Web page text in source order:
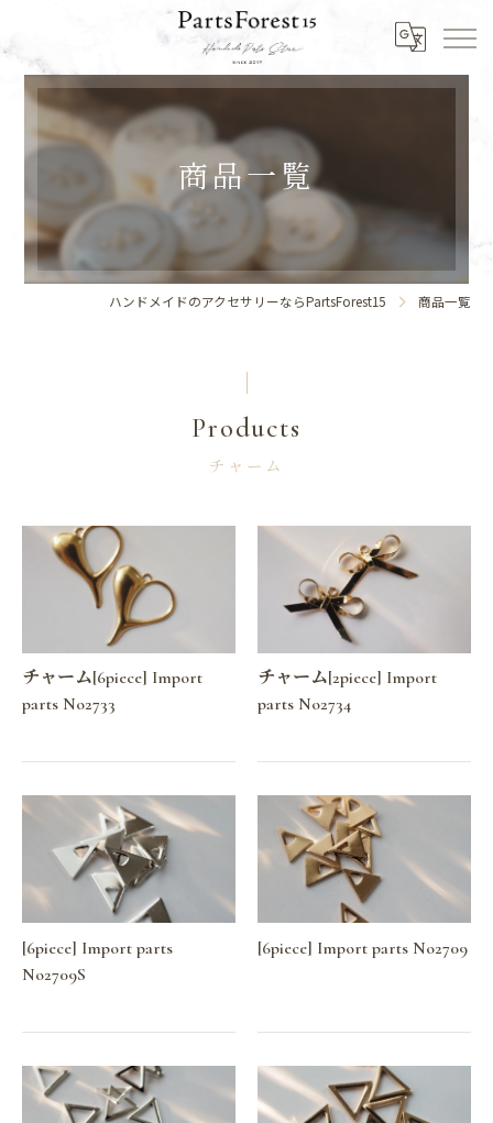
商品一覧
ハンドメイドのアクセサリーならPartsForest15 商品一覧
Products
チャーム
チャーム[6piece] Import
parts No2733
チャーム[2piece] Import
parts No2734
[6piece] Import parts
No2709S
[6piece] Import parts No2709